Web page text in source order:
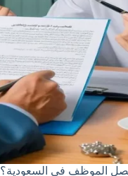
الموظف في السعودية؟